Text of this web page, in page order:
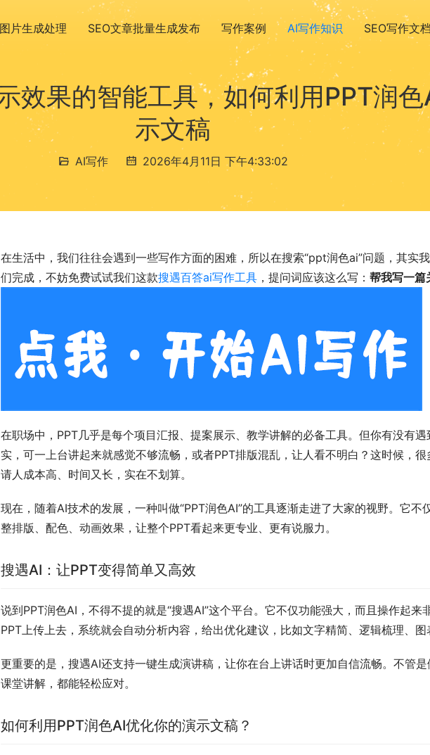
片生成处理 SEO文章批量生成发布 写作案例 AI写作知识 SEO写作文档
效果的智能工具，如何利用PPT润
示文稿
AI写作 2026年4月11日 下午4:33:02
在生活中，我们往往会遇到一些写作方面的困难，所以在搜索“ppt润色ai”问题，其实
们完成，不妨免费试试我们这款搜遇百答ai写作工具 ，提问词应该这么写： 帮我写一篇
在职场中，PPT几乎是每个项目汇报、提案展示、教学讲解的必备工具。但你有没有
实，可一上台讲起来就感觉不够流畅，或者PPT排版混乱，让人看不明白？这时候，
请人成本高、时间又长，实在不划算。
现在，随着AI技术的发展，一种叫做“PPT润色AI”的工具逐渐走进了大家的视野。它不
整排版、配色、动画效果，让整个PPT看起来更专业、更有说服力。
搜遇AI：让PPT变得简单又高效
说到PPT润色AI，不得不提的就是“搜遇AI”这个平台。它不仅功能强大，而且操作起来
PPT上传上去，系统就会自动分析内容，给出优化建议，比如文字精简、逻辑梳理、图
更重要的是，搜遇AI还支持一键生成演讲稿，让你在台上讲话时更加自信流畅。不管
课堂讲解，都能轻松应对。
如何利用PPT润色AI优化你的演示文稿？